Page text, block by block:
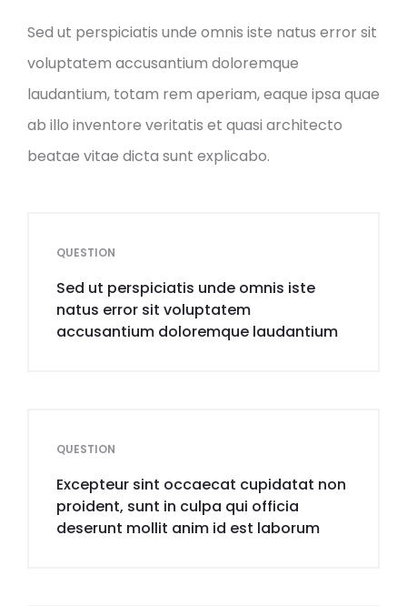
Sed ut perspiciatis unde omnis iste natus error sit
voluptatem accusantium doloremque
laudantium, totam rem aperiam, eaque ipsa quae
ab illo inventore veritatis et quasi architecto
beatae vitae dicta sunt explicabo.
QUESTION
Sed ut perspiciatis unde omnis iste
natus error sit voluptatem
accusantium doloremque laudantium
QUESTION
Excepteur sint occaecat cupidatat non
proident, sunt in culpa qui officia
deserunt mollit anim id est laborum